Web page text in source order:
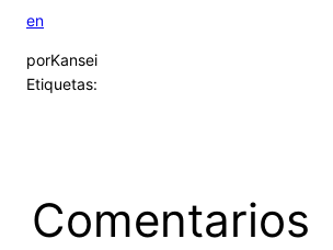
en
porKansei
Etiquetas:
Comentarios